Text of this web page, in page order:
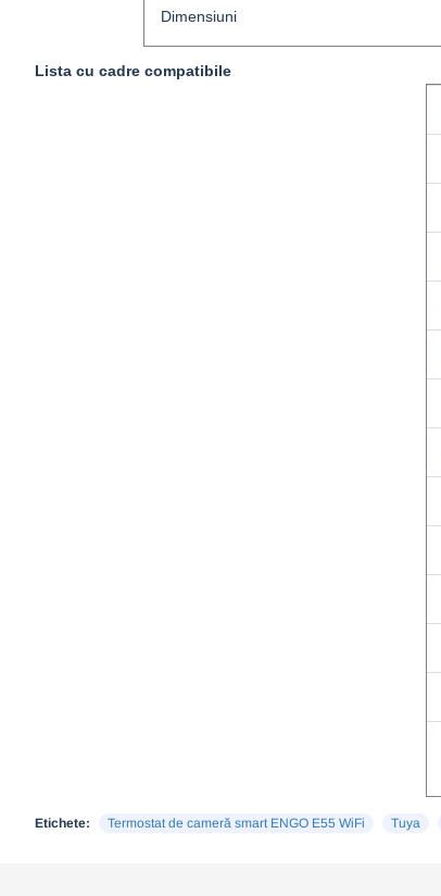
Dimensiuni
Lista cu cadre compatibile
Etichete: Termostat de cameră smart ENGO E55 WiFi Tuya